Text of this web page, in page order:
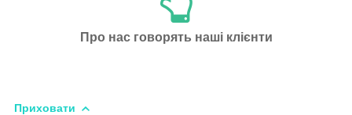
Про нас говорять наші клієнти
Приховати